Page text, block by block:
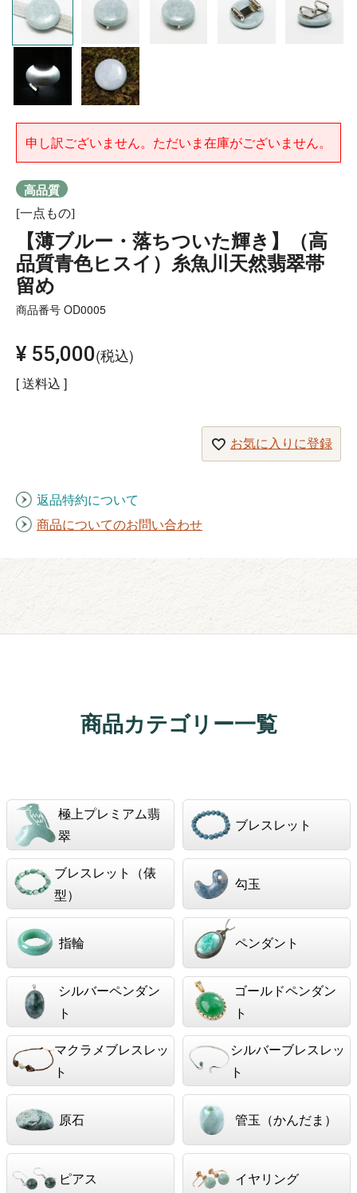
申し訳ございません。ただいま在庫がございません。
高品質
[一点もの]
【薄ブルー・落ちついた輝き】（高
品質青色ヒスイ）糸魚川天然翡翠帯
留め
商品番号 OD0005
¥ 55,000 税込
送料込
お気に入りに登録
返品特約について
商品についてのお問い合わせ
商品カテゴリー一覧
極上プレミアム翡
翠
ブレスレット
ブレスレット（俵
型）
勾玉
指輪 ペンダント
シルバーペンダン
ト
ゴールドペンダン
ト
マクラメブレスレッ
ト
シルバーブレスレッ
ト
原石 管玉（かんだま）
ピアス イヤリング